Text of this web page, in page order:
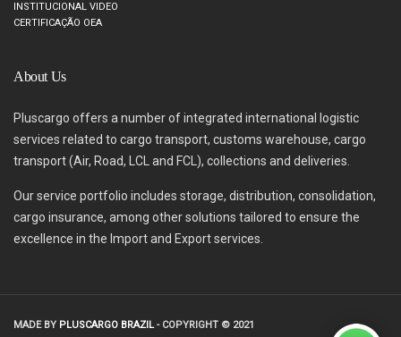
INSTITUCIONAL VIDEO
CERTIFICAÇÃO OEA
About Us
Pluscargo offers a number of integrated international logistic
services related to cargo transport, customs warehouse, cargo
transport (Air, Road, LCL and FCL), collections and deliveries.
Our service portfolio includes storage, distribution, consolidation,
cargo insurance, among other solutions tailored to ensure the
excellence in the Import and Export services.
MADE BY PLUSCARGO BRAZIL- COPYRIGHT © 2021